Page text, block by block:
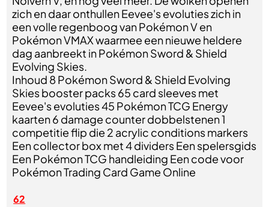
zich en daar onthullen Eevee's evoluties zich in
een volle regenboog van Pokémon V en
Pokémon VMAX waarmee een nieuwe heldere
dag aanbreekt in Pokémon Sword & Shield
Evolving Skies.
Inhoud 8 Pokémon Sword & Shield Evolving
Skies booster packs 65 card sleeves met
Eevee's evoluties 45 Pokémon TCG Energy
kaarten 6 damage counter dobbelstenen 1
competitie flip die 2 acrylic conditions markers
Een collector box met 4 dividers Een spelersgids
Een Pokémon TCG handleiding Een code voor
Pokémon Trading Card Game Online
62